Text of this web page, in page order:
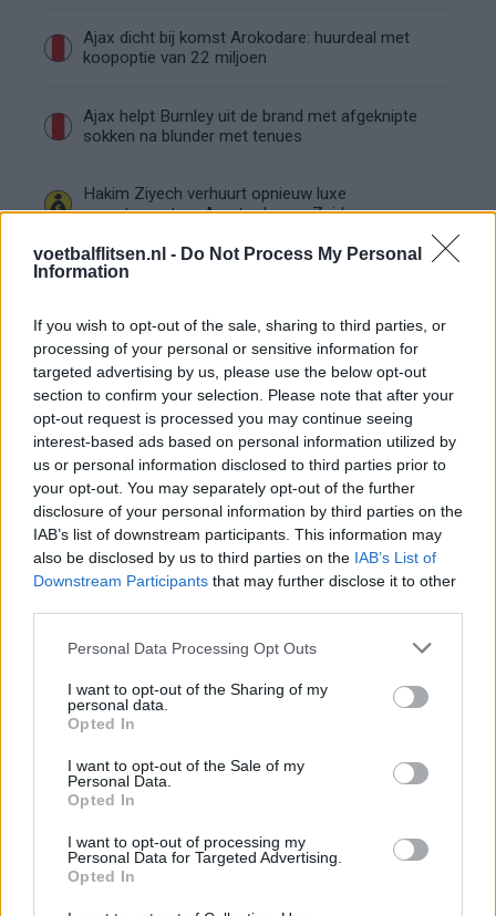
voetbalflitsen.nl - Do Not Process My Personal
Information
If you wish to opt-out of the sale, sharing to third parties, or
processing of your personal or sensitive information for
targeted advertising by us, please use the below opt-out
section to confirm your selection. Please note that after your
opt-out request is processed you may continue seeing
interest-based ads based on personal information utilized by
us or personal information disclosed to third parties prior to
your opt-out. You may separately opt-out of the further
disclosure of your personal information by third parties on the
IAB’s list of downstream participants. This information may
also be disclosed by us to third parties on the IAB’s List of
Downstream Participants that may further disclose it to other
Personal Data Processing Opt Outs
I want to opt-out of the Sharing of my
personal data.
Opted In
I want to opt-out of the Sale of my
Personal Data.
Opted In
I want to opt-out of processing my
Personal Data for Targeted Advertising.
Opted In
Ajax dicht bij komst Arokodare: huurdeal met
koopoptie van 22 miljoen
Ajax helpt Burnley uit de brand met afgeknipte
sokken na blunder met tenues
Hakim Ziyech verhuurt opnieuw luxe
appartement op Amsterdamse Zuidas
Marcos Leonardo laat eerste indruk achter bij
Resterend oefenprogramma Ajax: waar zijn de
duels te zien
Ajax groeit onder Míchel, maar transfermarkt
blijft cruciaal
Ajax-talent Mohamed Abdalla schrijft Europese
geschiedenis
Shane Kluivert krijgt kans van Flick en begint in
Ouazane met Lionel Messi
ruime zege op Vojvodina
Ajax - Vojvodina